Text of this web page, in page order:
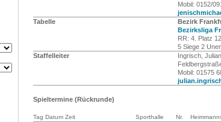
Mobil: 0152/
Tabelle
Bezirk
Bezirksliga
RR: 4. Platz
5 Siege 2
Staffelleiter
Ingrisch, Julian
Mobil: 01575
Spieltermine (Rückrunde)
Tag Datum Zeit Sporthalle Nr.